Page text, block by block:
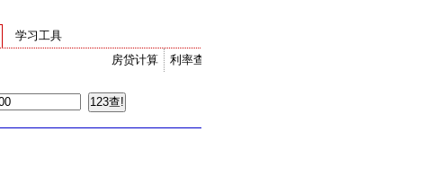
利率查询
房贷计算
学习工具